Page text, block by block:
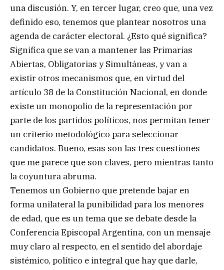
una discusión. Y, en tercer lugar, creo que, una vez
definido eso, tenemos que plantear nosotros una
agenda de carácter electoral. ¿Esto qué significa?
Significa que se van a mantener las Primarias
Abiertas, Obligatorias y Simultáneas, y van a
existir otros mecanismos que, en virtud del
artículo 38 de la Constitución Nacional, en donde
existe un monopolio de la representación por
parte de los partidos políticos, nos permitan tener
un criterio metodológico para seleccionar
candidatos. Bueno, esas son las tres cuestiones
que me parece que son claves, pero mientras tanto
la coyuntura abruma.
Tenemos un Gobierno que pretende bajar en
forma unilateral la punibilidad para los menores
de edad, que es un tema que se debate desde la
Conferencia Episcopal Argentina, con un mensaje
muy claro al respecto, en el sentido del abordaje
sistémico, político e integral que hay que darle,